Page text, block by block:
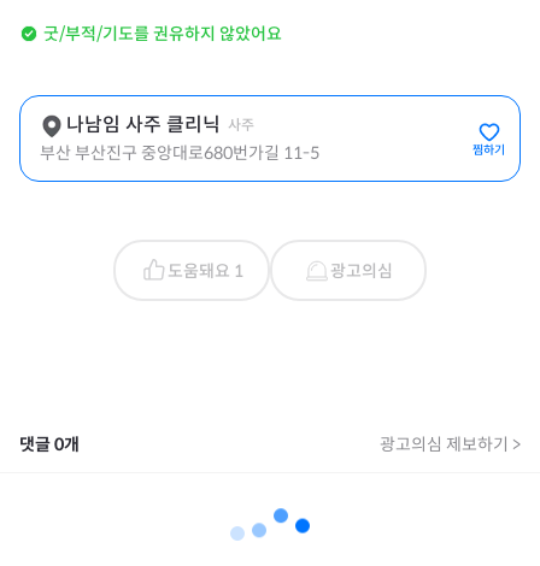
굿/부적/기도를 권유하지 않았어요
나남임 사주 클리닉 사주
부산 부산진구 중앙대로680번가길 11-5 찜하기
도움돼요 1 광고의심
댓글0개 광고의심 제보하기 >